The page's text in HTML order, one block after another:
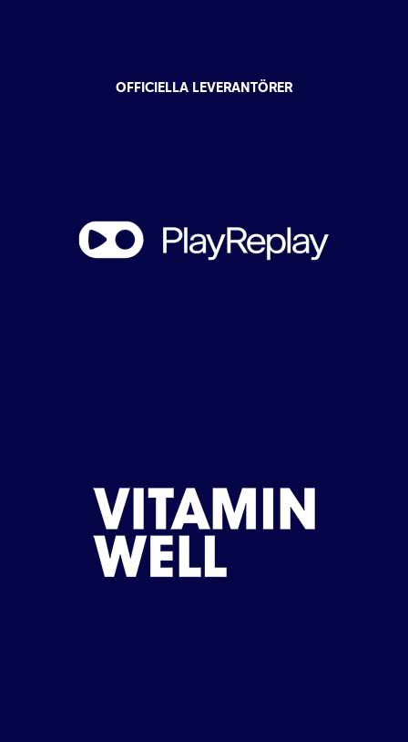
OFFICIELLA LEVERANTÖRER